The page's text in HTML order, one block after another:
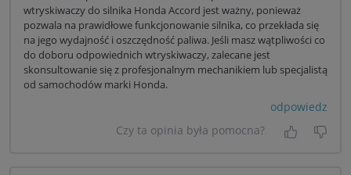
wtryskiwaczy do silnika Honda Accord jest ważny, ponieważ
pozwala na prawidłowe funkcjonowanie silnika, co przekłada się
na jego wydajność i oszczędność paliwa. Jeśli masz wątpliwości co
do doboru odpowiednich wtryskiwaczy, zalecane jest
skonsultowanie się z profesjonalnym mechanikiem lub specjalistą
od samochodów marki Honda.
odpowiedz
Czy ta opinia była pomocna?
Tak, była
Nie